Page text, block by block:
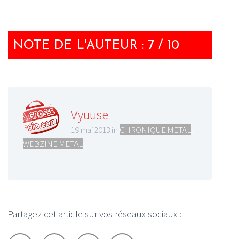
NOTE DE L'AUTEUR : 7 / 10
Vyuuse
19 mai 2013 in CHRONIQUE METAL
WEBZINE METAL
Partagez cet article sur vos réseaux sociaux :